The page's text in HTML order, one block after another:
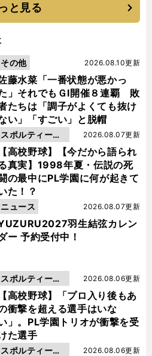
と見る
藤水菜「一番状態が悪かっ
」それでもＧⅠ開催８連覇 敗
たちは「調子がよくても抜け
い」「すごい」と脱帽
2026.08.10更新
その他
【高校野球】【今だから語られ
真実】1998年夏・伝説の死
の最中にPL学園に何が起きて
た！？
2026.08.07更新
スポルティーバ
動画
羽生結弦カレン
ー 予約受付中！
2026.08.07更新
ニュース
【高校野球】「プロ入り後もあ
衝撃を超える選手はいな
」。PL学園トリオが衝撃を受
た選手
2026.08.06更新
スポルティーバ
動画
2026.08.06更新
スポルティーバ